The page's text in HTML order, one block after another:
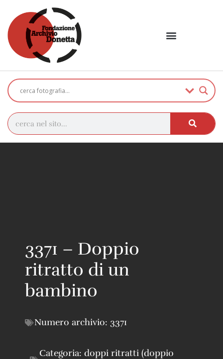
3371 – Doppio
ritratto di un
bambino
Numero archivio: 3371
Categoria: doppi ritratti (doppio